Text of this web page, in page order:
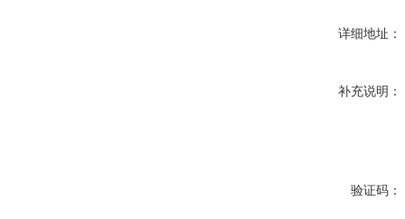
详细地址：
补充说明：
验证码：